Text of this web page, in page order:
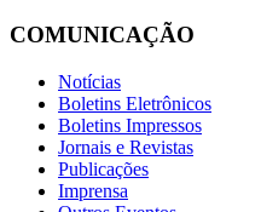
COMUNICAÇÃO
Notícias
Boletins Eletrônicos
Boletins Impressos
Jornais e Revistas
Publicações
Imprensa